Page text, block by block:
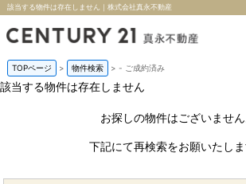
該当する物件は存在しません｜株式会社真永不動産
TOPページ > 物件検索 > - ご成約済み
該当する物件は存在しません
お探しの物件はございません
下記にて再検索をお願いたしま